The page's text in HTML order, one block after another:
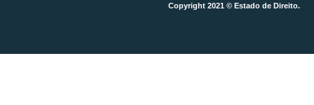
Copyright 2021 © Estado de Direito.